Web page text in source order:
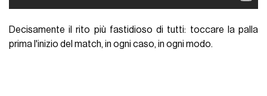
Decisamente il rito più fastidioso di tutti: toccare la palla
prima l'inizio del match, in ogni caso, in ogni modo.